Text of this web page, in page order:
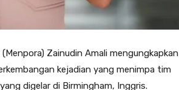
Zainudin Amali mengungkapkan
kejadian yang menimpa tim
digelar di Birmingham, Inggris.